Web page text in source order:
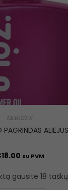
Makiažui
PAGRINDAS ALIEJUS
18.00 su PVM
gausite 18